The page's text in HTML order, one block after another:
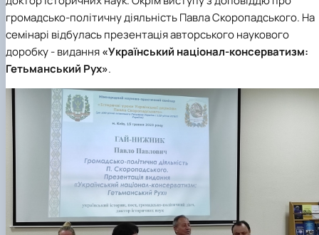
громадсько-політичну діяльність Павла Скоропадського. На
семінарі відбулась презентація авторського наукового
доробку - видання«Український націонал-консерватизм:
Гетьманський Рух».